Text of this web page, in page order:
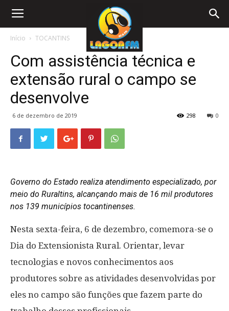
Início TOCANTINS
Com assistência técnica e
extensão rural o campo se
desenvolve
6 de dezembro de 2019 0
298
Governo do Estado realiza atendimento especializado, por
meio do Ruraltins, alcançando mais de 16 mil produtores
nos 139 municípios tocantinenses.
Nesta sexta-feira, 6 de dezembro, comemora-se o
Dia do Extensionista Rural. Orientar, levar
tecnologias e novos conhecimentos aos
produtores sobre as atividades desenvolvidas por
eles no campo são funções que fazem parte do